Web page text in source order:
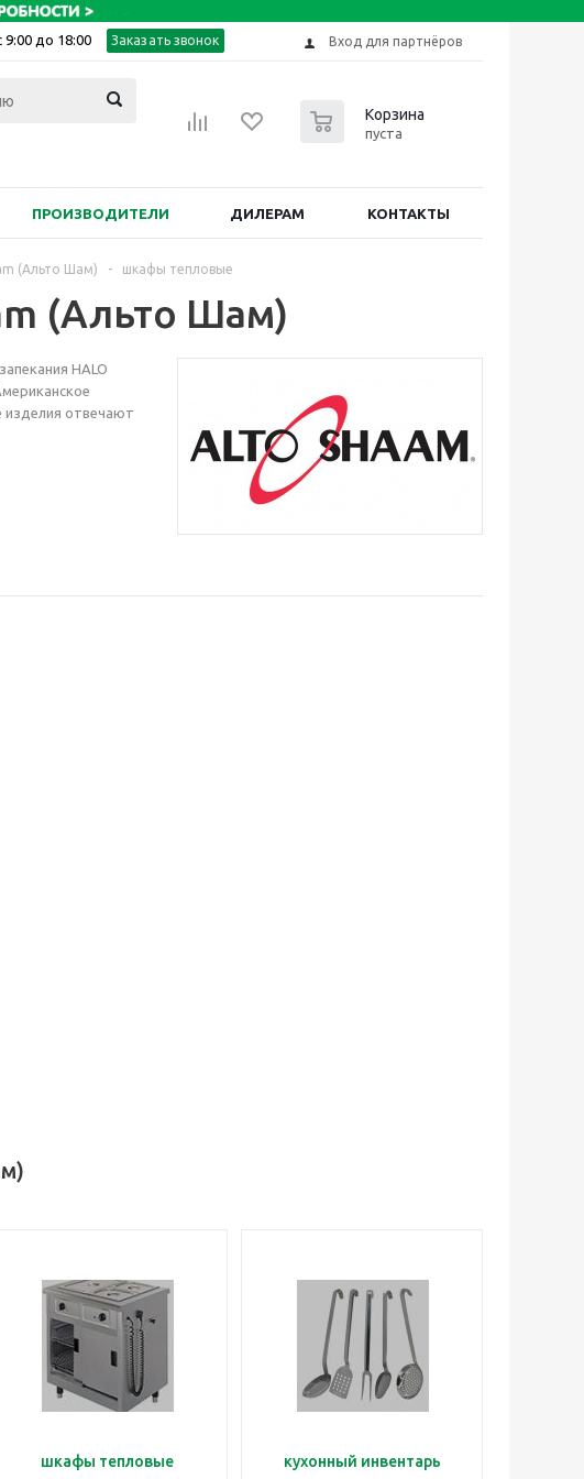
9:00 до 18:00 Заказать звонок Вход для партнёров
Корзина
пуста
ПРОИЗВОДИТЕЛИ ДИЛЕРАМ КОНТАКТЫ
(Альто Шам) - шкафы тепловые
(Альто Шам)
HALO
изделия отвечают
шкафы тепловые кухонный инвентарь